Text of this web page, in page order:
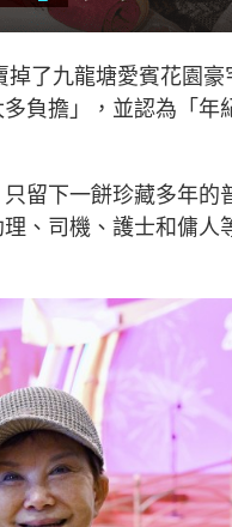
了九龍塘愛賓花園豪
負擔」，並認為「年
留下一餅珍藏多年的
、司機、護士和傭人